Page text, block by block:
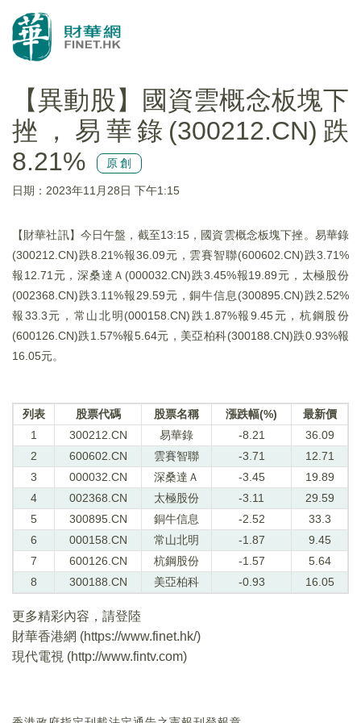
【異動股】國資雲概念板塊下
挫，易華錄(300212.CN)跌
8.21%
原創
日期：2023年11月28日 下午1:15
【財華社訊】今日午盤，截至13:15，國資雲概念板塊下挫。易華錄
(300212.CN)跌8.21%報36.09元，雲賽智聯(600602.CN)跌3.71%
報12.71元，深桑達Ａ(000032.CN)跌3.45%報19.89元，太極股份
(002368.CN)跌3.11%報29.59元，銅牛信息(300895.CN)跌2.52%
報33.3元，常山北明(000158.CN)跌1.87%報9.45元，杭鋼股份
(600126.CN)跌1.57%報5.64元，美亞柏科(300188.CN)跌0.93%報
16.05元。
列表 股票代碼 股票名稱 漲跌幅(%)
最新價
1
300212.CN 易華錄 -8.21
36.09
2
600602.CN 雲賽智聯 -3.71
12.71
3
000032.CN 深桑達Ａ -3.45
19.89
4
002368.CN 太極股份 -3.11
29.59
5
300895.CN 銅牛信息 -2.52
33.3
6
000158.CN 常山北明 -1.87
9.45
7
600126.CN 杭鋼股份 -1.57
5.64
8
300188.CN 美亞柏科 -0.93 16.05
更多精彩內容，請登陸
財華香港網 (https://www.finet.hk/)
現代電視 (http://www.fintv.com)